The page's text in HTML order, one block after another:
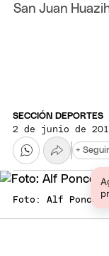
San Juan
SECCIÓN DEPORTES
2 de junio de
+
Foto: Alf Ponce /